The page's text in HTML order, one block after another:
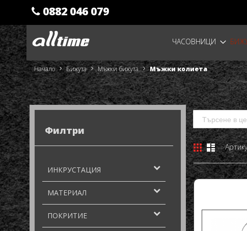
0882 046 079
Прескачане
към
съдържанието
ЧАСОВНИЦИ
Начало Бижута Мъжки бижута Мъжки колиета
Филтри
ИНКРУСТАЦИЯ
МАТЕРИАЛ
ПОКРИТИЕ
Виж
като
Решетка
Списък